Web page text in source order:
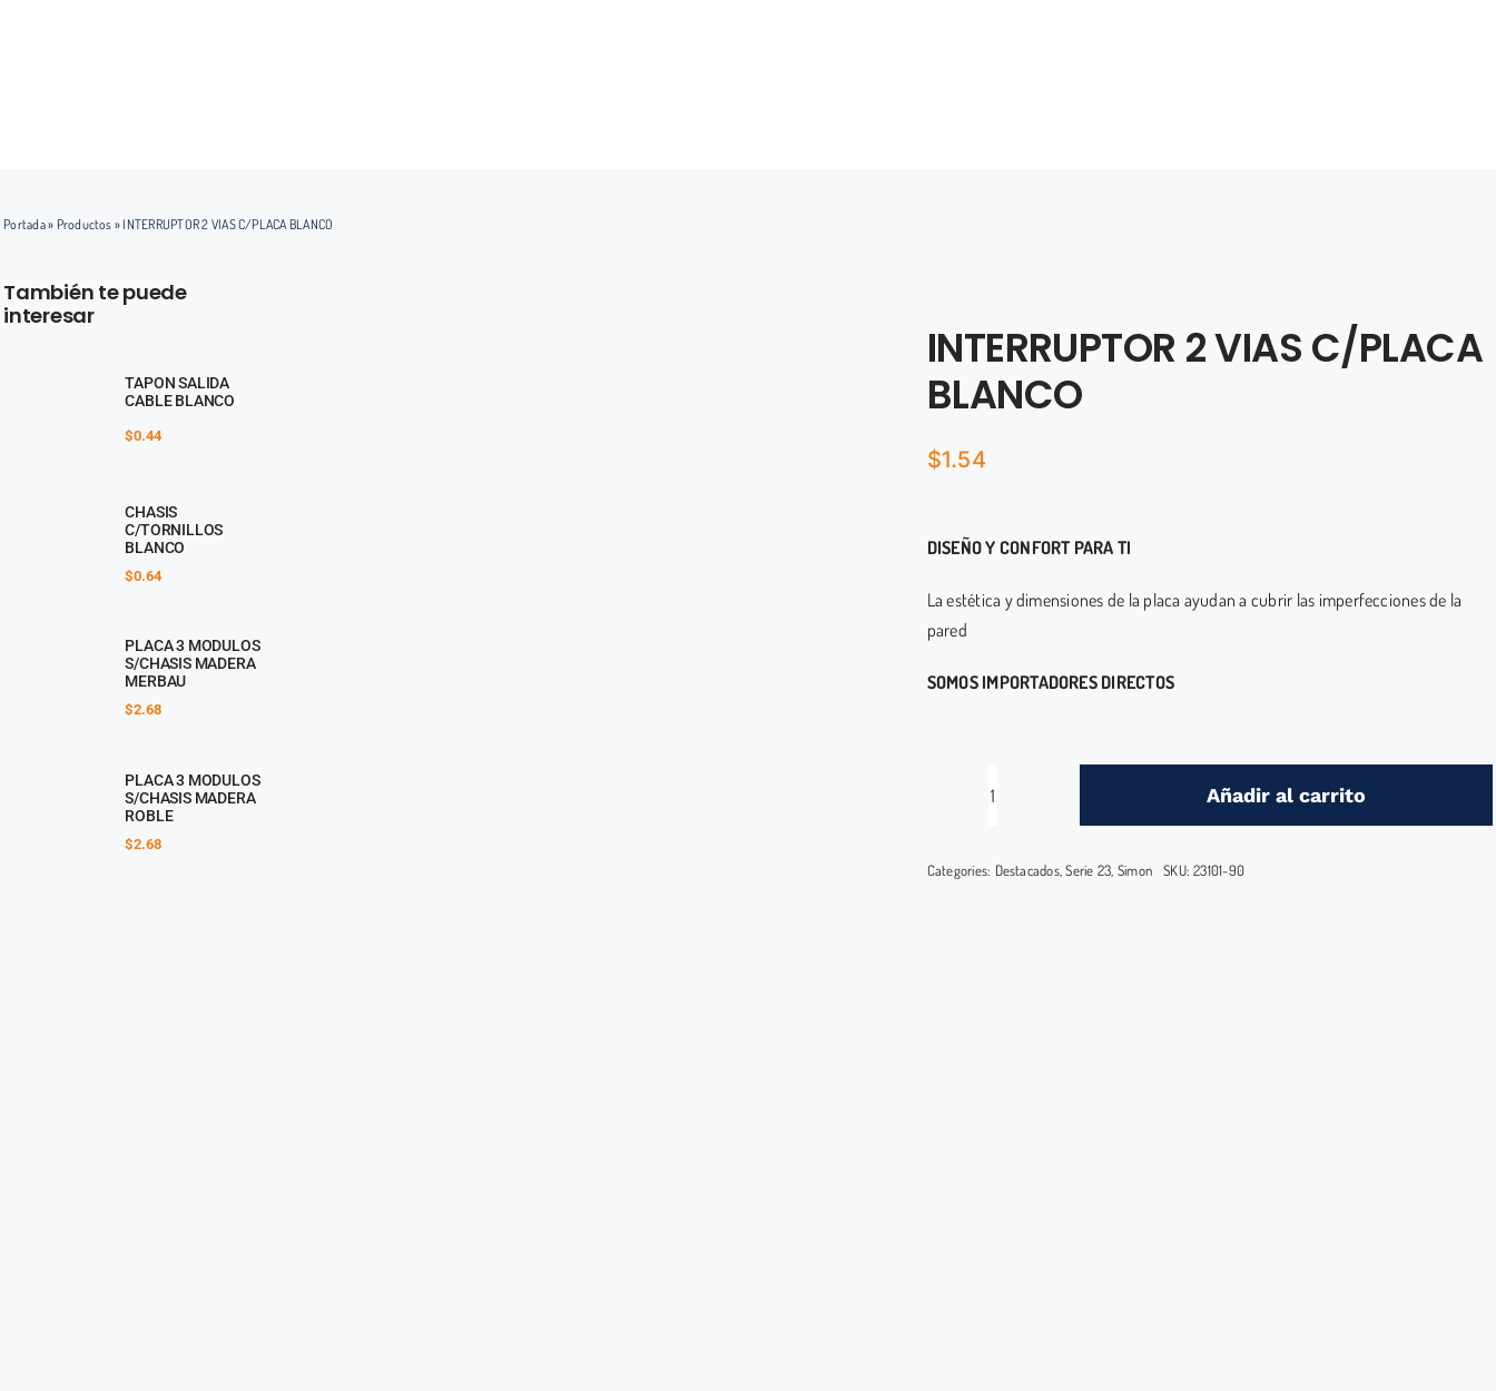
Portada» Productos » INTERRUPTOR 2 VIAS C/PLACA BLANCO
También te puede
interesar
TAPON SALIDA
CABLE BLANCO
$0.44
CHASIS
C/TORNILLOS
BLANCO
$0.64
PLACA 3 MODULOS
S/CHASIS MADERA
MERBAU
$2.68
PLACA 3 MODULOS
S/CHASIS MADERA
ROBLE
$2.68
INTERRUPTOR 2 VIAS C/PLACA
BLANCO
$1.54
DISEÑO Y CONFORT PARA TI
La estética y dimensiones de la placa ayudan a cubrir las imperfecciones de la
pared
SOMOS IMPORTADORES DIRECTOS
INTERRUPTOR
VIAS
Añadir al carrito
Categories: Destacados,Serie 23, Simon SKU:23101-90